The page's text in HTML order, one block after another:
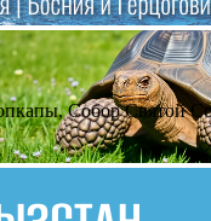
Собор Святой